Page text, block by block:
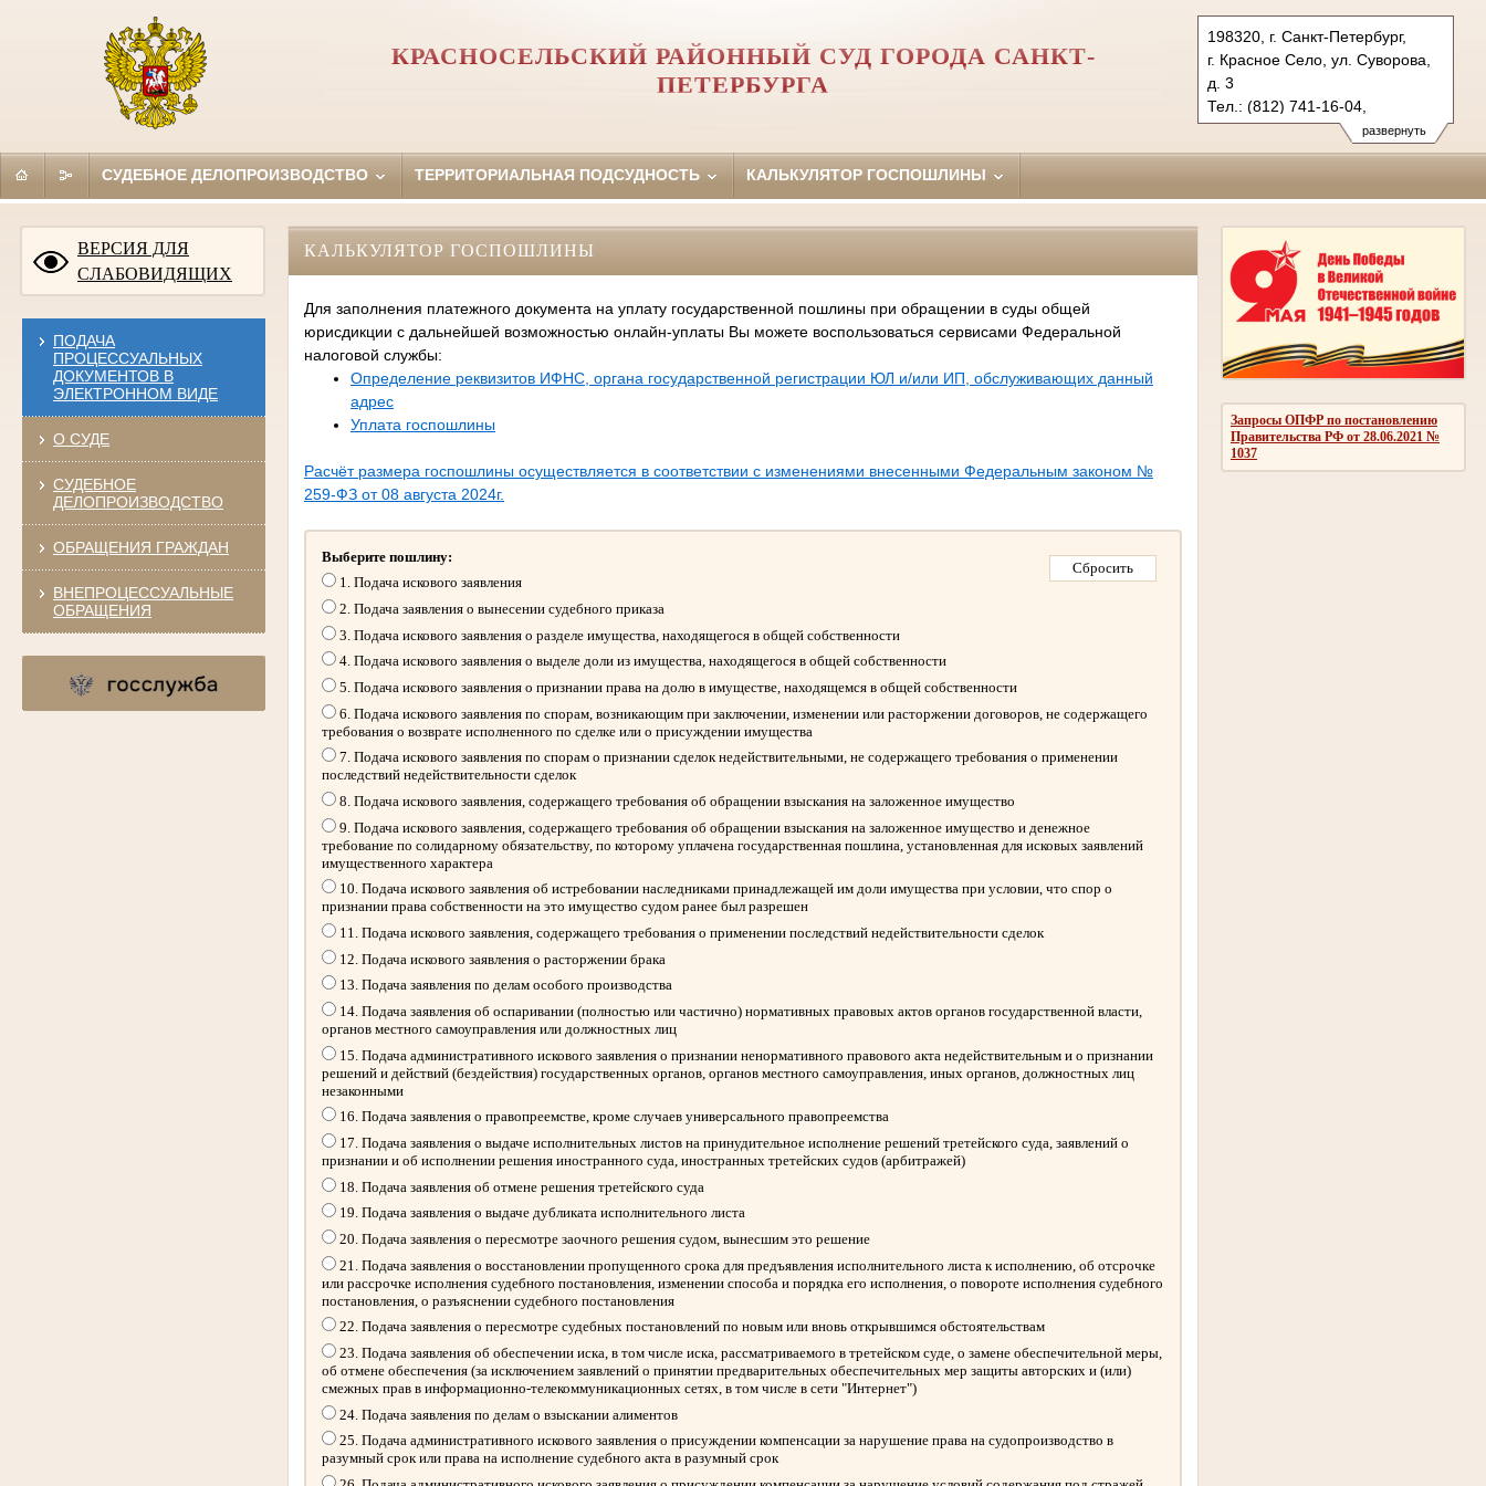
развернуть
198320, г. Санкт-Петербург,
г. Красное Село, ул. Суворова,
д. 3
Тел.: (812) 741-16-04,
(812) 741-98-55 (ф.)
Ksl.spb@sudrf.ru
КРАСНОСЕЛЬСКИЙ РАЙОННЫЙ СУД ГОРОДА САНКТ-
ПЕТЕРБУРГА
СУДЕБНОЕ ДЕЛОПРОИЗВОДСТВО ТЕРРИТОРИАЛЬНАЯ ПОДСУДНОСТЬ КАЛЬКУЛЯТОР ГОСПОШЛИНЫ
ВЕРСИЯ ДЛЯ
СЛАБОВИДЯЩИХ
ПОДАЧА
ПРОЦЕССУАЛЬНЫХ
ДОКУМЕНТОВ В
ЭЛЕКТРОННОМ ВИДЕ
О СУДЕ
СУДЕБНОЕ
ДЕЛОПРОИЗВОДСТВО
ОБРАЩЕНИЯ ГРАЖДАН
ВНЕПРОЦЕССУАЛЬНЫЕ
ОБРАЩЕНИЯ
Запросы ОПФР по постановлению
Правительства РФ от 28.06.2021 №
1037
КАЛЬКУЛЯТОР ГОСПОШЛИНЫ
Для заполнения платежного документа на уплату государственной пошлины при обращении в суды общей
юрисдикции с дальнейшей возможностью онлайн-уплаты Вы можете воспользоваться сервисами Федеральной
налоговой службы:
Определение реквизитов ИФНС, органа государственной регистрации ЮЛ и/или ИП, обслуживающих данный
адрес
Уплата госпошлины
Расчёт размера госпошлины осуществляется в соответствии с изменениями внесенными Федеральным законом №
259-ФЗ от 08 августа 2024г.
Выберите пошлину:
1. Подача искового заявления
2. Подача заявления о вынесении судебного приказа
3. Подача искового заявления о разделе имущества, находящегося в общей собственности
4. Подача искового заявления о выделе доли из имущества, находящегося в общей собственности
5. Подача искового заявления о признании права на долю в имуществе, находящемся в общей собственности
6. Подача искового заявления по спорам, возникающим при заключении, изменении или расторжении договоров, не содержащего
требования о возврате исполненного по сделке или о присуждении имущества
7. Подача искового заявления по спорам о признании сделок недействительными, не содержащего требования о применении
последствий недействительности сделок
8. Подача искового заявления, содержащего требования об обращении взыскания на заложенное имущество
9. Подача искового заявления, содержащего требования об обращении взыскания на заложенное имущество и денежное
требование по солидарному обязательству, по которому уплачена государственная пошлина, установленная для исковых заявлений
имущественного характера
10. Подача искового заявления об истребовании наследниками принадлежащей им доли имущества при условии, что спор о
признании права собственности на это имущество судом ранее был разрешен
11. Подача искового заявления, содержащего требования о применении последствий недействительности сделок
12. Подача искового заявления о расторжении брака
13. Подача заявления по делам особого производства
14. Подача заявления об оспаривании (полностью или частично) нормативных правовых актов органов государственной власти,
органов местного самоуправления или должностных лиц
15. Подача административного искового заявления о признании ненормативного правового акта недействительным и о признании
решений и действий (бездействия) государственных органов, органов местного самоуправления, иных органов, должностных лиц
незаконными
16. Подача заявления о правопреемстве, кроме случаев универсального правопреемства
17. Подача заявления о выдаче исполнительных листов на принудительное исполнение решений третейского суда, заявлений о
признании и об исполнении решения иностранного суда, иностранных третейских судов (арбитражей)
18. Подача заявления об отмене решения третейского суда
19. Подача заявления о выдаче дубликата исполнительного листа
20. Подача заявления о пересмотре заочного решения судом, вынесшим это решение
21. Подача заявления о восстановлении пропущенного срока для предъявления исполнительного листа к исполнению, об отсрочке
или рассрочке исполнения судебного постановления, изменении способа и порядка его исполнения, о повороте исполнения судебного
постановления, о разъяснении судебного постановления
22. Подача заявления о пересмотре судебных постановлений по новым или вновь открывшимся обстоятельствам
23. Подача заявления об обеспечении иска, в том числе иска, рассматриваемого в третейском суде, о замене обеспечительной меры,
об отмене обеспечения (за исключением заявлений о принятии предварительных обеспечительных мер защиты авторских и (или)
смежных прав в информационно-телекоммуникационных сетях, в том числе в сети "Интернет")
24. Подача заявления по делам о взыскании алиментов
25. Подача административного искового заявления о присуждении компенсации за нарушение права на судопроизводство в
разумный срок или права на исполнение судебного акта в разумный срок